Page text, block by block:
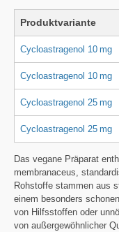
Produktvariante
Cycloastragenol 10 mg
Cycloastragenol 10 mg
Cycloastragenol 25 mg
Cycloastragenol 25 mg
Das vegane Präparat
membranaceus,
Rohstoffe stammen aus
einem besonders
von Hilfsstoffen oder
von außergewöhnlicher